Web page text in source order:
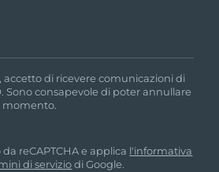
accetto di ricevere comunicazioni di
Sono consapevole di poter annullare
momento.
reCAPTCHA e applica l'informativa
di serviziodi Google.